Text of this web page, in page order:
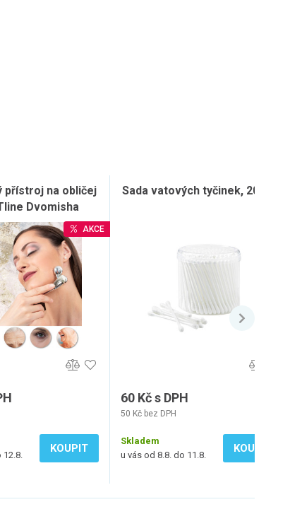
přístroj na obličej
Dvomisha
AKCE
12.8.
KOUPIT
Sada vatových tyčinek, 200 ks
60 Kč s DPH
50 Kč bez DPH
Skladem
u vás od 8.8. do 11.8.
KOUPIT